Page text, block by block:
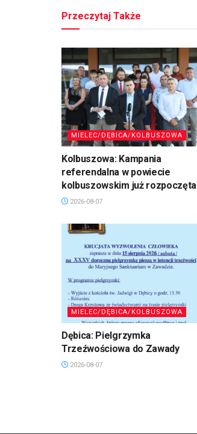
Przeczytaj Także
MIELEC/DĘBICA/KOLBUSZOWA
Kolbuszowa: Kampania
referendalna w powiecie
kolbuszowskim już rozpoczęta
2026-08-07
MIELEC/DĘBICA/KOLBUSZOWA
Dębica: Pielgrzymka
Trzeźwościowa do Zawady
2026-08-07